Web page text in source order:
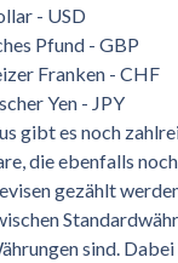
- USD
Pfund - GBP
Franken - CHF
Yen - JPY
gibt es noch
die ebenfalls
gezählt
sind.